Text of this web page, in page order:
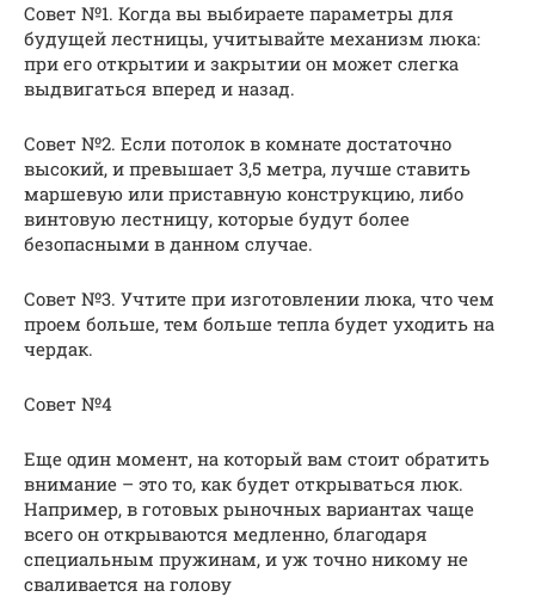
Совет №1. Когда вы выбираете параметры для
будущей лестницы, учитывайте механизм люка:
при его открытии и закрытии он может слегка
выдвигаться вперед и назад.
Совет №2. Если потолок в комнате достаточно
высокий, и превышает 3,5 метра, лучше ставить
маршевую или приставную конструкцию, либо
винтовую лестницу, которые будут более
безопасными в данном случае.
Совет №3. Учтите при изготовлении люка, что чем
проем больше, тем больше тепла будет уходить на
чердак.
Совет №4
Еще один момент, на который вам стоит обратить
внимание – это то, как будет открываться люк.
Например, в готовых рыночных вариантах чаще
всего он открываются медленно, благодаря
специальным пружинам, и уж точно никому не
сваливается на голову